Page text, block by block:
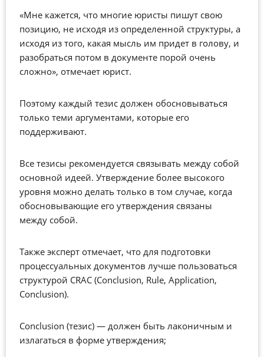
«Мне кажется, что многие юристы пишут свою
позицию, не исходя из определенной структуры, а
исходя из того, какая мысль им придет в голову, и
разобраться потом в документе порой очень
сложно», отмечает юрист.
Поэтому каждый тезис должен обосновываться
только теми аргументами, которые его
поддерживают.
Все тезисы рекомендуется связывать между собой
основной идеей. Утверждение более высокого
уровня можно делать только в том случае, когда
обосновывающие его утверждения связаны
между собой.
Также эксперт отмечает, что для подготовки
процессуальных документов лучше пользоваться
структурой CRAC (Conclusion, Rule, Application,
Conclusion).
Conclusion (тезис) — должен быть лаконичным и
излагаться в форме утверждения;